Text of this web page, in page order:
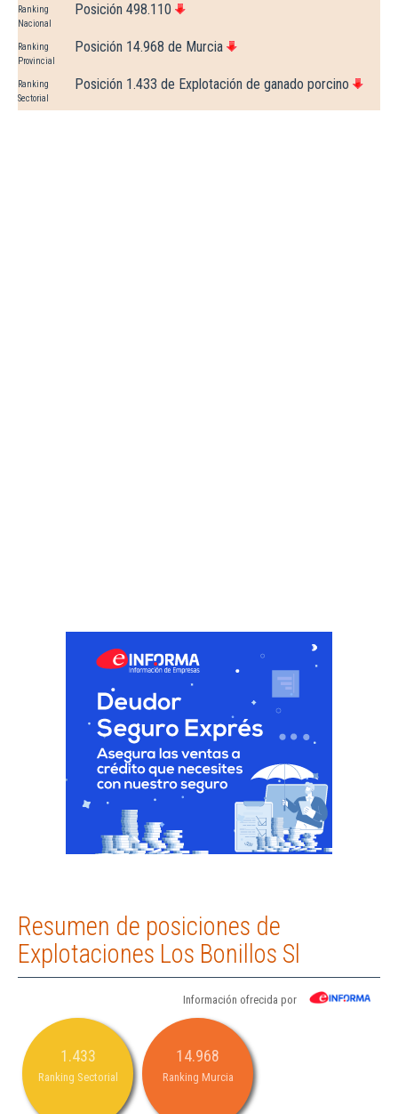
Ranking
Nacional
Posición 498.110
Ranking
Provincial
Posición 14.968 de Murcia
Ranking
Sectorial
Posición 1.433 de Explotación de ganado porcino
Resumen de posiciones de
Explotaciones Los Bonillos Sl
Información ofrecida por
1.433
Ranking Sectorial
14.968
Ranking Murcia